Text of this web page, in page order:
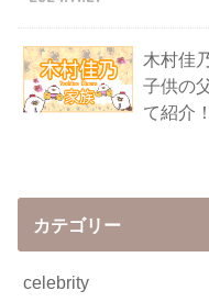
木村佳
子供の
て紹介！
カテゴリー
celebrity